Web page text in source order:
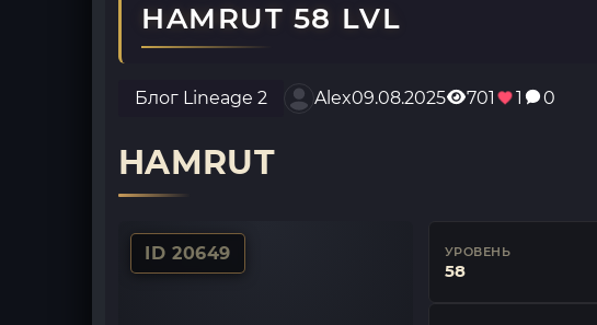
HAMRUT 58 LVL
Блог Lineage 2 Alex09.08.2025 701 1 0
HAMRUT
ID 20649 УРОВЕНЬ
58